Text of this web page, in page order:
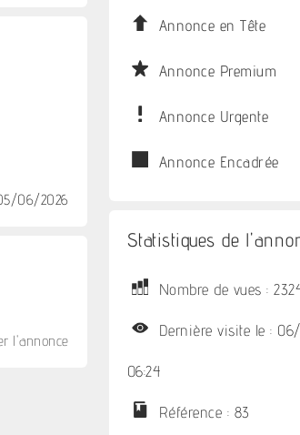
06/2026
l'annonce
Annonce en Tête
Annonce Premium
Annonce Urgente
Annonce Encadrée
Statistiques de
Nombre de vues :
Dernière visite le :
06:24
Référence : 83